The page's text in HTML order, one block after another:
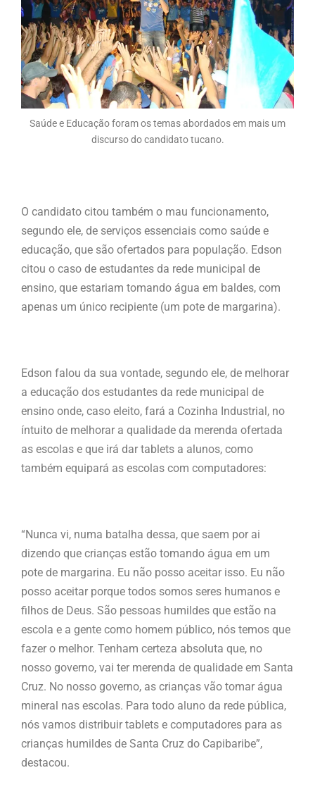
Saúde e Educação foram os temas abordados em mais um
discurso do candidato tucano.
O candidato citou também o mau funcionamento,
segundo ele, de serviços essenciais como saúde e
educação, que são ofertados para população. Edson
citou o caso de estudantes da rede municipal de
ensino, que estariam tomando água em baldes, com
apenas um único recipiente (um pote de margarina).
Edson falou da sua vontade, segundo ele, de melhorar
a educação dos estudantes da rede municipal de
ensino onde, caso eleito, fará a Cozinha Industrial, no
íntuito de melhorar a qualidade da merenda ofertada
as escolas e que irá dar tablets a alunos, como
também equipará as escolas com computadores:
“Nunca vi, numa batalha dessa, que saem por ai
dizendo que crianças estão tomando água em um
pote de margarina. Eu não posso aceitar isso. Eu não
posso aceitar porque todos somos seres humanos e
filhos de Deus. São pessoas humildes que estão na
escola e a gente como homem público, nós temos que
fazer o melhor. Tenham certeza absoluta que, no
nosso governo, vai ter merenda de qualidade em Santa
Cruz. No nosso governo, as crianças vão tomar água
mineral nas escolas. Para todo aluno da rede pública,
nós vamos distribuir tablets e computadores para as
crianças humildes de Santa Cruz do Capibaribe”,
destacou.